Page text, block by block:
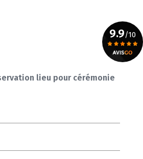
9.9/10
lieu pour cérémonie